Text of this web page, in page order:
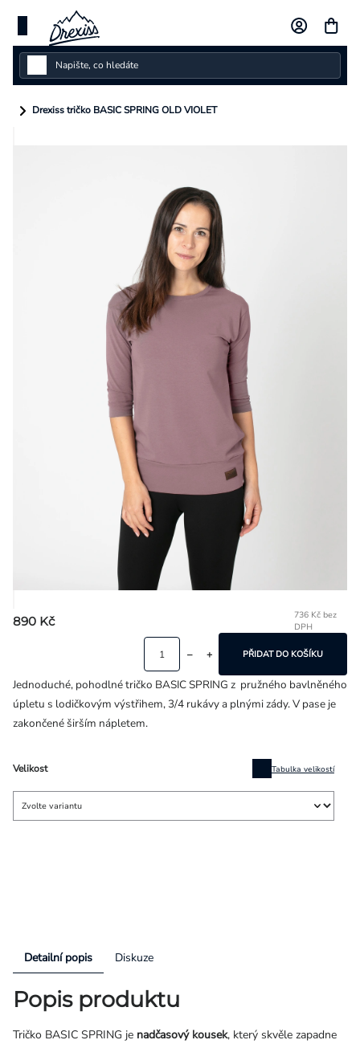
obsah
Dámské
Drexiss tričko BASIC SPRING OLD VIOLET
890 Kč
736 Kč bez
DPH
Velikost Tabulka velikostí
PŘIDAT DO KOŠÍKU
Jednoduché, pohodlné tričko BASIC SPRING z pružného bavlněného
úpletu s lodičkovým výstřihem, 3/4 rukávy a plnými zády. V pase je
zakončené širším nápletem.
Detailní popis Diskuze
Popis produktu
Tričko BASIC SPRING je nadčasový kousek, který skvěle zapadne